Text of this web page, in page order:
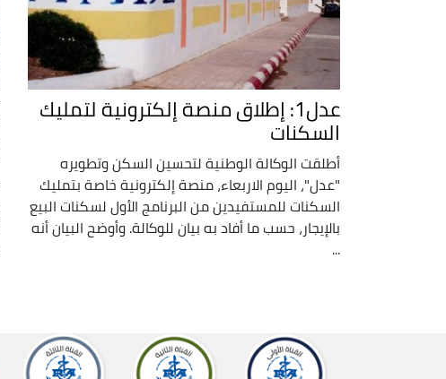
عدل1: إطلاق منصة إلكترونية لتمليك
السكنات
أطلقت الوكالة الوطنية لتحسين السكن وتطويره
"عدل"، اليوم الاربعاء، منصة إلكترونية خاصة بتمليك
السكنات للمستفيدين من البرنامج الأول لسكنات البيع
بالإيجار، حسب ما أفاد به بيان للوكالة. وأوضح البيان أنه
...